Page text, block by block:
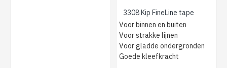
3308 Kip FineLine tape
Voor binnen en buiten
Voor strakke lijnen
Voor gladde ondergronden
Goede kleefkracht